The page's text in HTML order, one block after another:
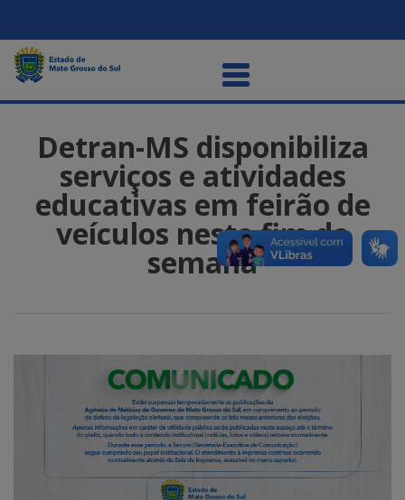
Detran-MS disponibiliza
serviços e atividades
educativas em feirão de
veículos neste fim de
semana